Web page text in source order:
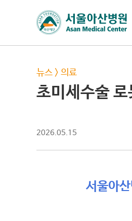
뉴스 > 의료
초미세수술
2026.05.15
서울아